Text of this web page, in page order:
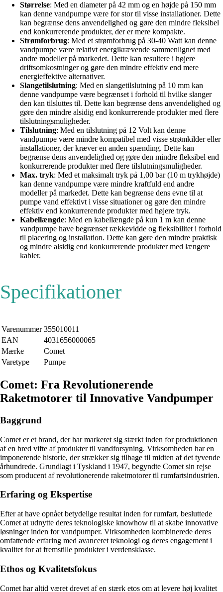
Størrelse: Med en diameter på 42 mm og en højde på 150 mm
kan denne vandpumpe være for stor til visse installationer. Dette
kan begrænse dens anvendelighed og gøre den mindre fleksibel
end konkurrerende produkter, der er mere kompakte.
Strømforbrug: Med et strømforbrug på 30-40 Watt kan denne
vandpumpe være relativt energikrævende sammenlignet med
andre modeller på markedet. Dette kan resultere i højere
driftsomkostninger og gøre den mindre effektiv end mere
energieffektive alternativer.
Slangetilslutning: Med en slangetilslutning på 10 mm kan
denne vandpumpe være begrænset i forhold til hvilke slanger
den kan tilsluttes til. Dette kan begrænse dens anvendelighed og
gøre den mindre alsidig end konkurrerende produkter med flere
tilslutningsmuligheder.
Tilslutning: Med en tilslutning på 12 Volt kan denne
vandpumpe være mindre kompatibel med visse strømkilder eller
installationer, der kræver en anden spænding. Dette kan
begrænse dens anvendelighed og gøre den mindre fleksibel end
konkurrerende produkter med flere tilslutningsmuligheder.
Max. tryk: Med et maksimalt tryk på 1,00 bar (10 m trykhøjde)
kan denne vandpumpe være mindre kraftfuld end andre
modeller på markedet. Dette kan begrænse dens evne til at
pumpe vand effektivt i visse situationer og gøre den mindre
effektiv end konkurrerende produkter med højere tryk.
Kabellængde: Med en kabellængde på kun 1 m kan denne
vandpumpe have begrænset rækkevidde og fleksibilitet i forhold
til placering og installation. Dette kan gøre den mindre praktisk
og mindre alsidig end konkurrerende produkter med længere
kabler.
Specifikationer
Varenummer 355010011
EAN
4031656000065
Mærke
Comet
Varetype
Pumpe
Comet: Fra Revolutionerende
Raketmotorer til Innovative Vandpumper
Baggrund
Comet er et brand, der har markeret sig stærkt inden for produktionen
af en bred vifte af produkter til vandforsyning. Virksomheden har en
imponerende historie, der strækker sig tilbage til midten af det tyvende
århundrede. Grundlagt i Tyskland i 1947, begyndte Comet sin rejse
som producent af revolutionerende raketmotorer til rumfartsindustrien.
Erfaring og Ekspertise
Efter at have opnået betydelige resultat inden for rumfart, besluttede
Comet at udnytte deres teknologiske knowhow til at skabe innovative
løsninger inden for vandpumper. Virksomheden kombinerede deres
omfattende erfaring med avanceret teknologi og deres engagement i
kvalitet for at fremstille produkter i verdensklasse.
Ethos og Kvalitetsfokus
Comet har altid været drevet af en stærk etos om at levere høj kvalitet